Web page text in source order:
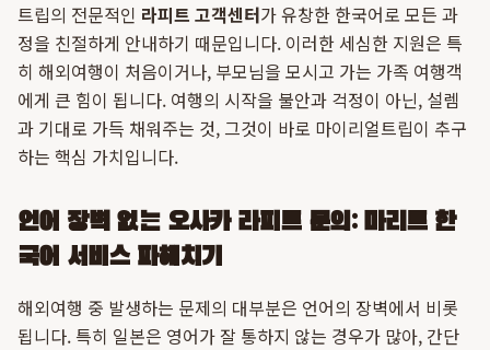
트립의 전문적인 라피트 고객센터가 유창한 한국어로 모든 과
정을 친절하게 안내하기 때문입니다. 이러한 세심한 지원은 특
히 해외여행이 처음이거나, 부모님을 모시고 가는 가족 여행객
에게 큰 힘이 됩니다. 여행의 시작을 불안과 걱정이 아닌, 설렘
과 기대로 가득 채워주는 것, 그것이 바로 마이리얼트립이 추구
하는 핵심 가치입니다.
언어 장벽 없는 오사카 라피트 문의: 마리트 한
국어 서비스 파헤치기
해외여행 중 발생하는 문제의 대부분은 언어의 장벽에서 비롯
됩니다. 특히 일본은 영어가 잘 통하지 않는 경우가 많아, 간단